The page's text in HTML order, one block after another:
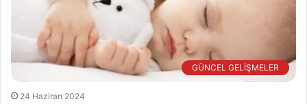
GÜNCEL GELİŞMELER
24 Haziran 2024